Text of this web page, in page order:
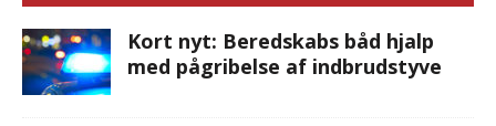
Kort nyt: Beredskabs båd hjalp
med pågribelse af indbrudstyve